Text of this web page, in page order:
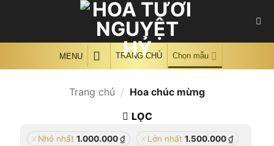
MENU TRANG CHỦ Chọn mẫu
Trang chủ / Hoa chúc mừng
LỌC
Nhỏ nhất 1.000.000₫ Lớn nhất 1.500.000₫